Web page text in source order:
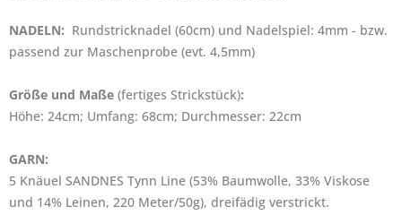
NADELN: Rundstricknadel (60cm) und Nadelspiel: 4mm - bzw.
passend zur Maschenprobe (evt. 4,5mm)
Größe und Maße (fertiges Strickstück):
Höhe: 24cm; Umfang: 68cm; Durchmesser: 22cm
GARN:
5 Knäuel SANDNES Tynn Line (53% Baumwolle, 33% Viskose
und 14% Leinen, 220 Meter/50g), dreifädig verstrickt.